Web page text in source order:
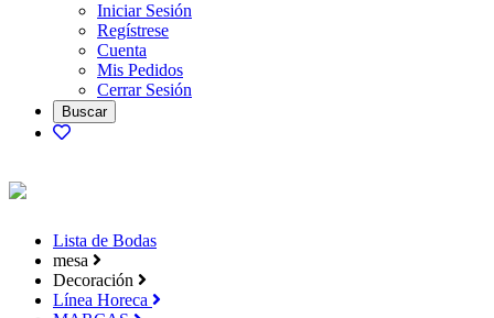
Iniciar Sesión
Regístrese
Cuenta
Mis Pedidos
Cerrar Sesión
Lista de Bodas
mesa
Decoración
Línea Horeca